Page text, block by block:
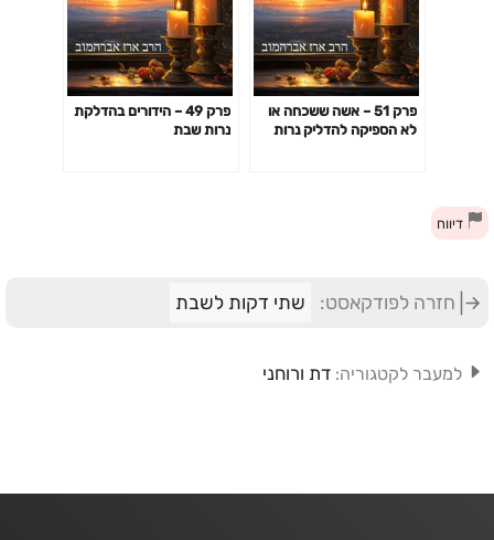
פרק 51 – אשה ששכחה או
לא הספיקה להדליק נרות
פרק 49 – הידורים בהדלקת
נרות שבת
דיווח
חזרה לפודקאסט: שתי דקות לשבת
למעבר לקטגוריה: דת ורוחני